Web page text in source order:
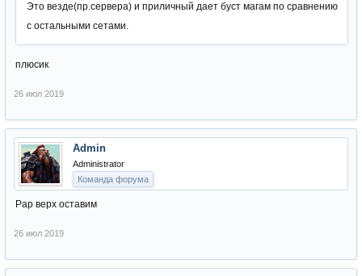
Это везде(пр.сервера) и приличный дает буст магам по сравнению
с остальными сетами.
плюсик
26 июл 2019
Admin
Administrator
Команда форума
Рар верх оставим
26 июл 2019